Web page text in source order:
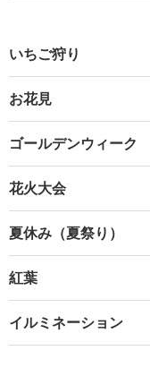
いちご狩り
お花見
ゴールデンウィーク
花火大会
夏休み（夏祭り）
紅葉
イルミネーション